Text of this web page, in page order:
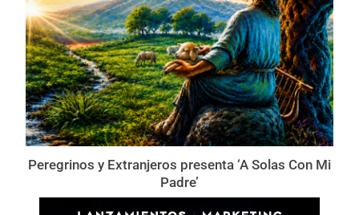
Peregrinos y Extranjeros presenta ‘A Solas Con Mi
Padre’